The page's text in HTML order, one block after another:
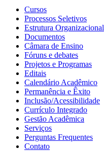
Cursos
Processos Seletivos
Estrutura Organizacional
Documentos
Câmara de Ensino
Fóruns e debates
Projetos e Programas
Editais
Calendário Acadêmico
Permanência e Êxito
Inclusão/Acessibilidade
Currículo Integrado
Gestão Acadêmica
Serviços
Perguntas Frequentes
Contato